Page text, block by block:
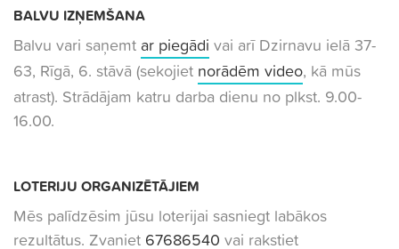
BALVU IZŅEMŠANA
Balvu vari saņemt ar piegādi vai arī Dzirnavu ielā 37-
63, Rīgā, 6. stāvā (sekojiet norādēm video, kā mūs
atrast). Strādājam katru darba dienu no plkst. 9.00-
16.00.
LOTERIJU ORGANIZĒTĀJIEM
Mēs palīdzēsim jūsu loterijai sasniegt labākos
rezultātus. Zvaniet 67686540 vai rakstiet